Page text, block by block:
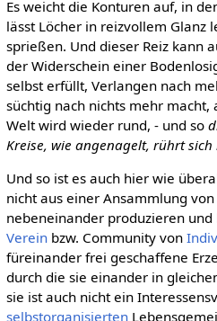
Es weicht die Konturen auf, in
lässt Löcher in reizvollem Glanz
sprießen. Und dieser Reiz kann
der Widerschein einer
selbst erfüllt, Verlangen nach
süchtig nach nichts mehr macht,
Welt wird wieder rund, - und so
Kreise, wie angenagelt, rührt sich
Und so ist es auch hier wie
nicht aus einer Ansammlung von
nebeneinander produzieren
Vereinbzw. Community von
füreinander frei geschaffene
durch die sie einander in
sie ist auch nicht ein
selbstorganisierten